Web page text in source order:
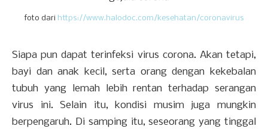
foto dari https://www.halodoc.com/kesehatan/coronavirus
Siapa pun dapat terinfeksi virus corona. Akan tetapi,
bayi dan anak kecil, serta orang dengan kekebalan
tubuh yang lemah lebih rentan terhadap serangan
virus ini. Selain itu, kondisi musim juga mungkin
berpengaruh. Di samping itu, seseorang yang tinggal